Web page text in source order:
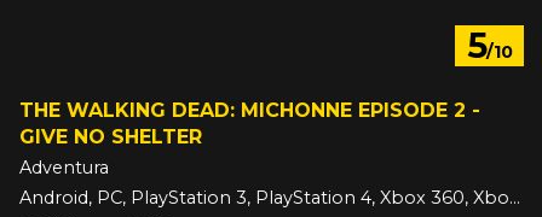
5/10
THE WALKING DEAD: MICHONNE EPISODE 2 -
GIVE NO SHELTER
Adventura
Android, PC, PlayStation 3, PlayStation 4, Xbox 360, Xbox One, iOS